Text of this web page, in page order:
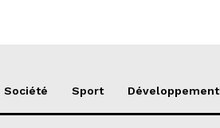
Société Sport Développement